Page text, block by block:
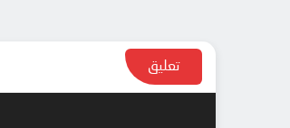
تعليق